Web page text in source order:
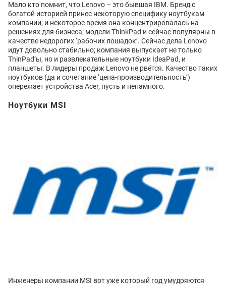
Мало кто помнит, что Lenovo – это бывшая IBM. Бренд с
богатой историей принес некоторую специфику ноутбукам
компании, и некоторое время она концентрировалась на
решениях для бизнеса; модели ThinkPad и сейчас популярны в
качестве недорогих ‘рабочих лошадок’. Сейчас дела Lenovo
идут довольно стабильно; компания выпускает не только
ThinPad’ы, но и развлекательные ноутбуки IdeaPad, и
планшеты. В лидеры продаж Lenovo не рвётся. Качество таких
ноутбуков (да и сочетание ‘цена-производительность’)
опережает устройства Acer, пусть и ненамного.
Ноутбуки MSI
Инженеры компании MSI вот уже который год умудряются